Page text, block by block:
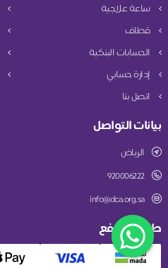
ساعة علاجية
قطاف
الحسابات البنكية
إدارة حسابي
اتصل بنا
بيانات التواصل
الرياض
920006222
info@dca.org.sa
طريقة الدفع